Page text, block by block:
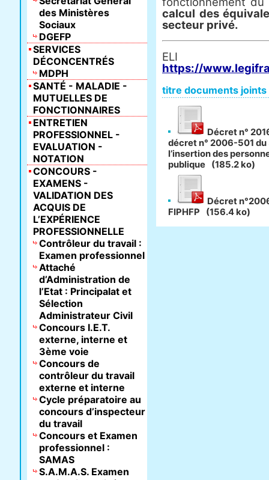
calcul des
secteur privé.
https://
titre documents joints
Décret n°
décret n° 2006-501
l’insertion des
publique
(185.2 ko)
Décret
FIPHFP
(156.4 ko)
des Ministères
Sociaux
DGEFP
SERVICES
DÉCONCENTRÉS
MDPH
SANTÉ - MALADIE -
MUTUELLES DE
FONCTIONNAIRES
ENTRETIEN
PROFESSIONNEL -
EVALUATION -
NOTATION
CONCOURS -
EXAMENS -
VALIDATION DES
ACQUIS DE
L’EXPÉRIENCE
PROFESSIONNELLE
Contrôleur du travail :
Examen professionnel
Attaché
d’Administration de
l’Etat : Principalat et
Sélection
Administrateur Civil
Concours I.E.T.
externe, interne et
3ème voie
Concours de
contrôleur du travail
externe et interne
Cycle préparatoire au
concours d’inspecteur
du travail
Concours et Examen
professionnel :
SAMAS
S.A.M.A.S. Examen